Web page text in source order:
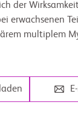
der
erwachsenen
multiplem